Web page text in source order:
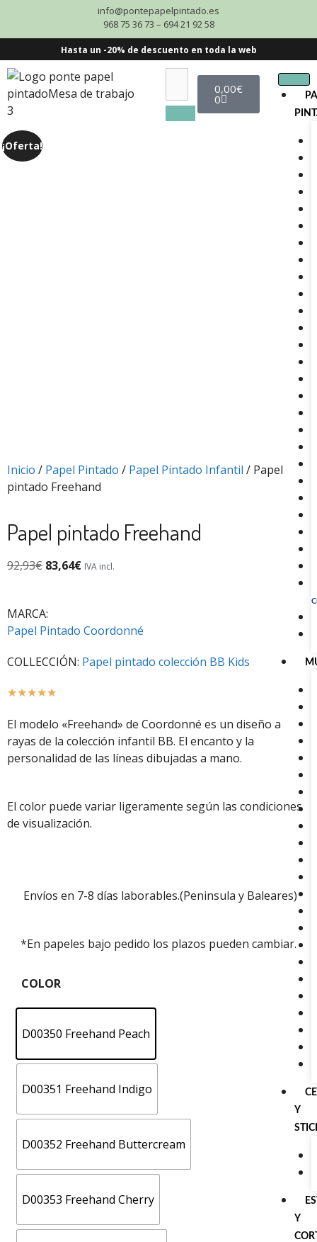
info@pontepapelpintado.es
968 75 36 73 – 694 21 92 58
Hasta un -20% de descuento en toda la web
0,00€
0
Y
Y
¡Oferta!
Inicio / Papel Pintado / Papel Pintado Infantil / Papel
pintado Freehand
Papel pintado Freehand
92,93€ 83,64€ IVA incl.
MARCA:
Papel Pintado Coordonné
COLLECCIÓN: Papel pintado colección BB Kids
☆☆☆☆☆
El modelo «Freehand» de Coordonné es un diseño a
rayas de la colección infantil BB. El encanto y la
personalidad de las líneas dibujadas a mano.
El color puede variar ligeramente según las condiciones
de visualización.
Envíos en 7-8 días laborables.(Peninsula y Baleares)
*En papeles bajo pedido los plazos pueden cambiar.
COLOR
D00350 Freehand Peach
D00351 Freehand Indigo
D00352 Freehand Buttercream
D00353 Freehand Cherry